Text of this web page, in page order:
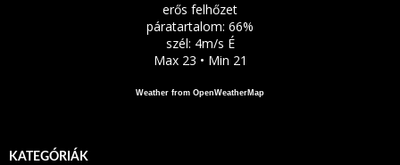
erős felhőzet
páratartalom: 66%
szél: 4m/s É
Max 23 • Min 21
Weather from OpenWeatherMap
KATEGÓRIÁK